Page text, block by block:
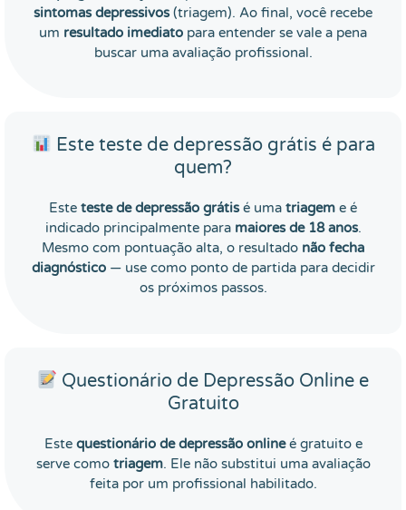
sintomas depressivos(triagem). Ao final, você recebe
um resultado imediato para entender se vale a pena
buscar uma avaliação profissional.
Este teste de depressão grátis é para
quem?
Este teste de depressão grátisé uma triagem e é
indicado principalmente para maiores de 18 anos.
Mesmo com pontuação alta, o resultado não fecha
diagnóstico— use como ponto de partida para decidir
os próximos passos.
Questionário de Depressão Online e
Gratuito
Este questionário de depressão onlineé gratuito e
serve como triagem. Ele não substitui uma avaliação
feita por um profissional habilitado.